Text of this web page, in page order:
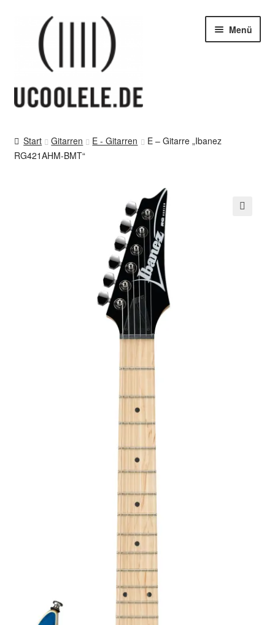
Navigation
springen
springen
Menü
Tipps
Kontakt / Impressum / AGB & co
Start Gitarren E - Gitarren
E – Gitarre „Ibanez
RG421AHM-BMT“